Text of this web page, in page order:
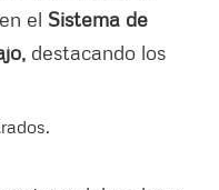
el Sistema de
destacando los